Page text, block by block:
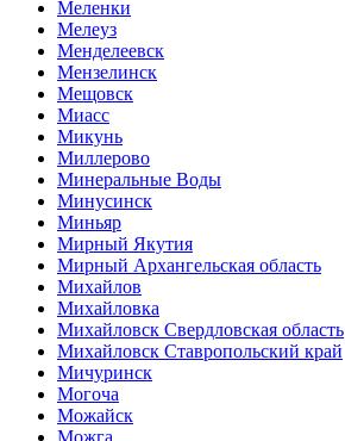
Меленки
Мелеуз
Менделеевск
Мензелинск
Мещовск
Миасс
Микунь
Миллерово
Минеральные Воды
Минусинск
Миньяр
Мирный Якутия
Мирный Архангельская область
Михайлов
Михайловка
Михайловск Свердловская область
Михайловск Ставропольский край
Мичуринск
Могоча
Можайск
Можга